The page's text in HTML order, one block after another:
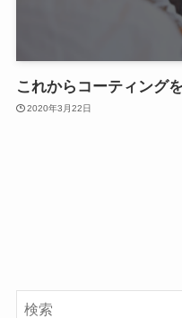
これからコーティング
2020年3月22日